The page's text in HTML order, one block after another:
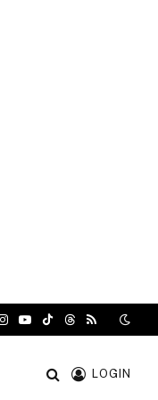
Instagram
YouTube
TikTokThreads
RSS
LOGIN